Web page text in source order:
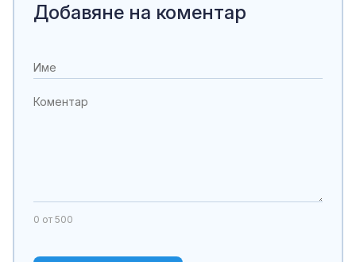
Добавяне на коментар
0 от 500